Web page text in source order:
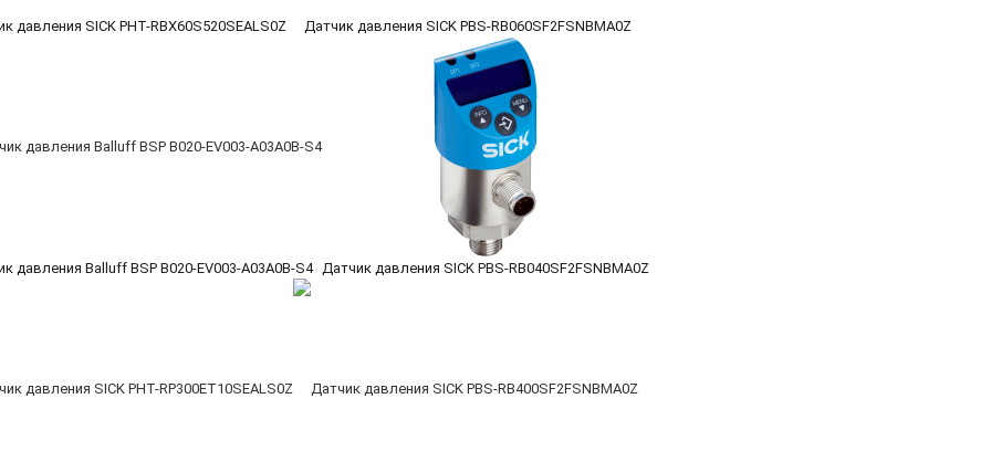
давления SICK PHT-RBX60S520SEALS0Z Датчик давления SICK PBS-RB060SF2FSNBMA0Z
давления Balluff BSP B020-EV003-A03A0B-S4 Датчик давления SICK PBS-RB040SF2FSNBMA0Z